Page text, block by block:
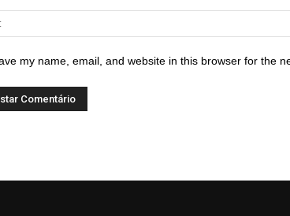
my name, email, and website in this browser for the